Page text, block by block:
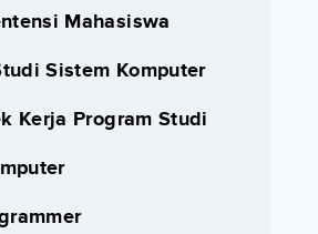
Mahasiswa
Sistem Komputer
Kerja Program Studi